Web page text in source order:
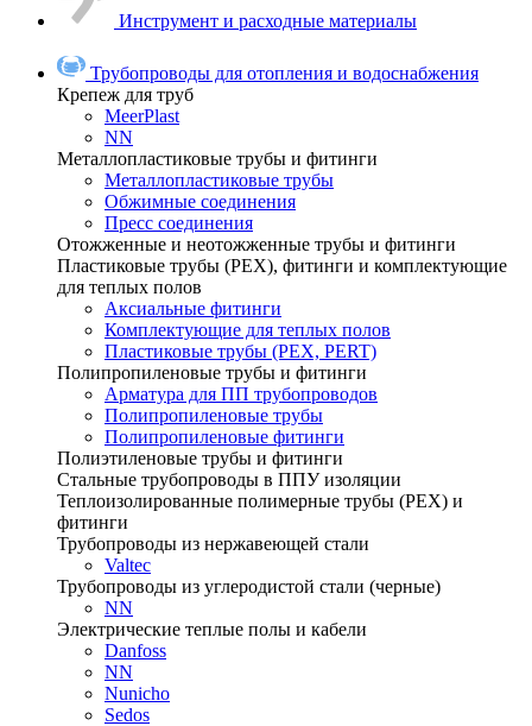
Инструмент и расходные материалы
Трубопроводы для отопления и водоснабжения
Крепеж для труб
MeerPlast
NN
Металлопластиковые трубы и фитинги
Металлопластиковые трубы
Обжимные соединения
Пресс соединения
Отожженные и неотожженные трубы и фитинги
Пластиковые трубы (РЕХ), фитинги и комплектующие
для теплых полов
Аксиальные фитинги
Комплектующие для теплых полов
Пластиковые трубы (РЕХ, PERT)
Полипропиленовые трубы и фитинги
Арматура для ПП трубопроводов
Полипропиленовые трубы
Полипропиленовые фитинги
Полиэтиленовые трубы и фитинги
Стальные трубопроводы в ППУ изоляции
Теплоизолированные полимерные трубы (РЕХ) и
фитинги
Трубопроводы из нержавеющей стали
Valtec
Трубопроводы из углеродистой стали (черные)
NN
Электрические теплые полы и кабели
Danfoss
NN
Nunicho
Sedos